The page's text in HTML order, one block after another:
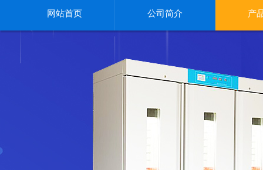
网站首页 公司简介 产